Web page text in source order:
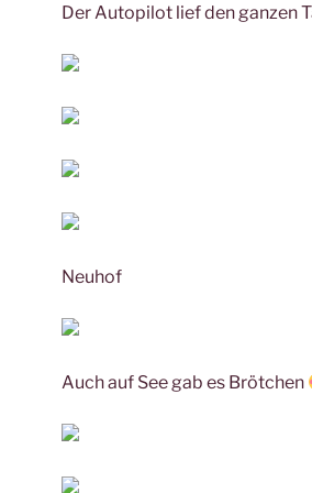
Der Autopilot lief den ganzen
Neuhof
Auch auf See gab es Brötchen